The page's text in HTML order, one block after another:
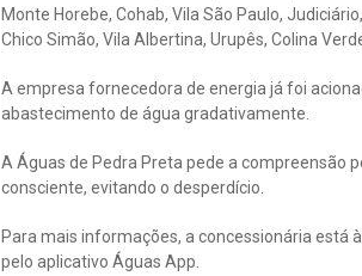
Monte Horebe, Cohab, Vila São Paulo,
Chico Simão, Vila Albertina, Urupês, Colina
A empresa fornecedora de energia já foi
abastecimento de água gradativamente.
A Águas de Pedra Preta pede a compreensão
consciente, evitando o desperdício.
Para mais informações, a concessionária está
pelo aplicativo Águas App.